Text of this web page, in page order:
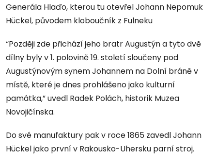
Generála Hlaďo, kterou tu otevřel Johann Nepomuk
Hückel, původem kloboučník z Fulneku
“Později zde přichází jeho bratr Augustýn a tyto dvě
dílny byly v 1. polovině 19. století sloučeny pod
Augustýnovým synem Johannem na Dolní bráně v
místě, které je dnes prohlášeno jako kulturní
památka,” uvedl Radek Polách, historik Muzea
Novojičínska.
Do své manufaktury pak v roce 1865 zavedl Johann
Hückel jako první v Rakousko-Uhersku parní stroj.